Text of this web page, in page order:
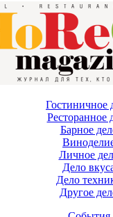
Гостиничное
Ресторанное
Барное
Личное
Дело
Дело
Другое